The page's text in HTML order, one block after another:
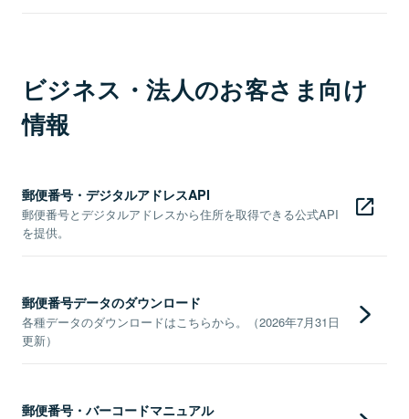
ビジネス・法人のお客さま向け
情報
郵便番号・デジタルアドレスAPI
郵便番号とデジタルアドレスから住所を取得できる公式API
を提供。
郵便番号データのダウンロード
各種データのダウンロードはこちらから。（2026年7月31日
更新）
郵便番号・バーコードマニュアル